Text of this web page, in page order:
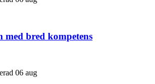
med bred kompetens
06 aug